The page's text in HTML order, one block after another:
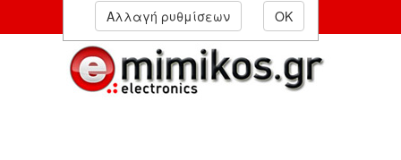
Αλλαγή ρυθμίσεων
OK